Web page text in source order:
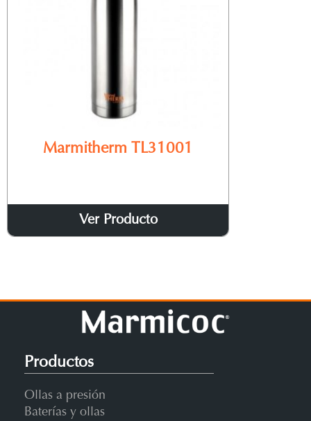
Marmitherm TL31001
Ver Producto
Productos
Ollas a presión
Baterías y ollas